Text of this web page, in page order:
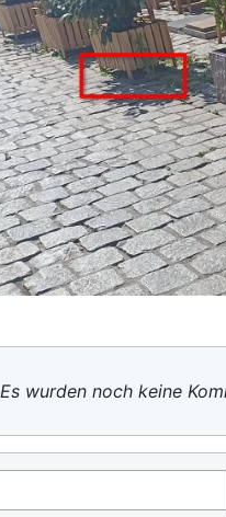
Es wurden noch keine